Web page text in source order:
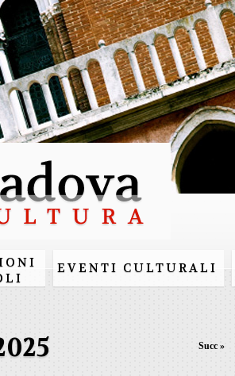
al
contenuto
EVENTI CULTURALI
Succ »